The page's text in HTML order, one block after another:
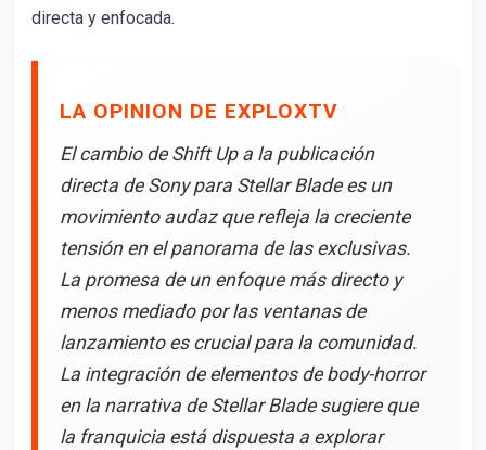
directa y enfocada.
LA OPINION DE EXPLOXTV
El cambio de Shift Up a la publicación
directa de Sony para Stellar Blade es un
movimiento audaz que refleja la creciente
tensión en el panorama de las exclusivas.
La promesa de un enfoque más directo y
menos mediado por las ventanas de
lanzamiento es crucial para la comunidad.
La integración de elementos de body-horror
en la narrativa de Stellar Blade sugiere que
la franquicia está dispuesta a explorar